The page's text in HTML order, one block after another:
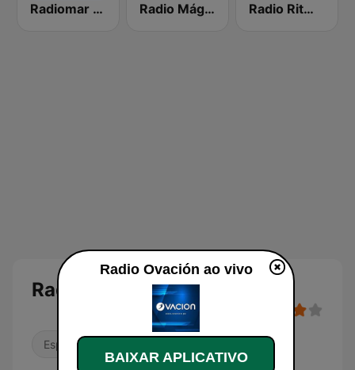
Radiomar 106.3 FM Radio Mágica 88.3 FM Radio Ritmo Romántica
Radio Ovación
Esporte
Radio Ovación ao vivo
BAIXAR APLICATIVO